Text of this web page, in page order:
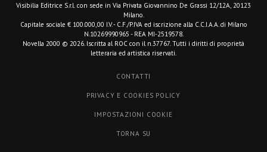
Visibilia Editrice S.r.l. con sede in Via Privata Giovannino De Grassi 12/12A, 20123
Milano.
Capitale sociale € 100.000,00 I.V. - C.F./P.IVA ed iscrizione alla C.C.I.A.A. di Milano
N.10269990965 - REA MI-2519578.
Novella 2000 © 2026. Iscritta al ROC con il n.37767. Tutti i diritti di proprietà
letteraria ed artistica riservati.
CONTATTI
PRIVACY E COOKIES POLICY
IMPOSTAZIONI COOKIE
TORNA SU